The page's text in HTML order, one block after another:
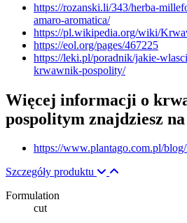
https://rozanski.li/343/herba-
amaro-aromatica/
https://pl.wikipedia.org/wiki/
https://eol.org/pages/467225
https://leki.pl/poradnik/jakie-
krwawnik-pospolity/
Więcej informacji o
pospolitym znajdziesz
https://www.plantago.com.pl/
Szczegóły produktu
Formulation
cut